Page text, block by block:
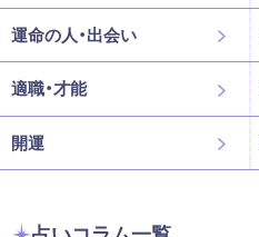
運命の人・出会い
適職・才能
開運